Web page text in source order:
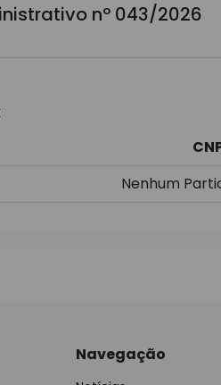
nº 043/2026
Nenhum
Navegação